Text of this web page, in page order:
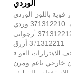
الوردي
أرجواني
371312211 أزرق
خارجي ناعم ومرن